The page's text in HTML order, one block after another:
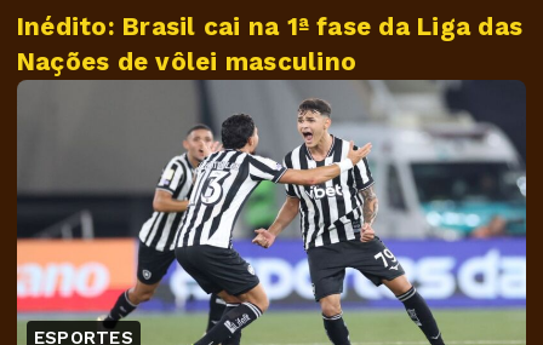
Inédito: Brasil cai na 1ª fase da Liga das
Nações de vôlei masculino
ESPORTES